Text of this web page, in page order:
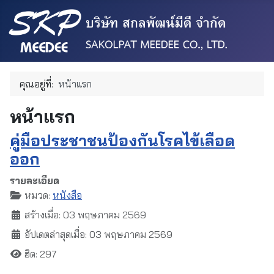
คุณอยู่ที่: หน้าแรก
หน้าแรก
คู่มือประชาชนป้องกันโรคไข้เลือด
ออก
รายละเอียด
หมวด: หนังสือ
สร้างเมื่อ: 03 พฤษภาคม 2569
อัปเดตล่าสุดเมื่อ: 03 พฤษภาคม 2569
ฮิต: 297